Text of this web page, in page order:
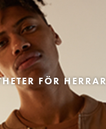
FÖR HERRAR